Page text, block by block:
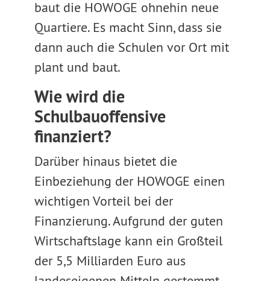
baut die HOWOGE ohnehin neue
Quartiere. Es macht Sinn, dass sie
dann auch die Schulen vor Ort mit
plant und baut.
Wie wird die
Schulbauoffensive
finanziert?
Darüber hinaus bietet die
Einbeziehung der HOWOGE einen
wichtigen Vorteil bei der
Finanzierung. Aufgrund der guten
Wirtschaftslage kann ein Großteil
der 5,5 Milliarden Euro aus